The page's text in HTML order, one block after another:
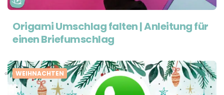
Origami Umschlag falten | Anleitung für
einen Briefumschlag
WEIHNACHTEN